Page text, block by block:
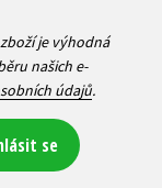
je výhodná
našich e-
údajů.
se